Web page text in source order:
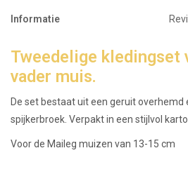
Informatie
Tweedelige kledingset
vader muis.
De set bestaat uit een geruit overhemd
spijkerbroek. Verpakt in een stijlvol
Voor de Maileg muizen van 13-15 cm